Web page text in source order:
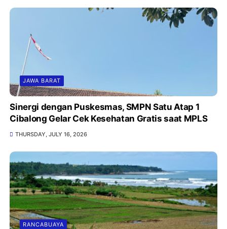
JAWA BARAT
Sinergi dengan Puskesmas, SMPN Satu Atap 1
Cibalong Gelar Cek Kesehatan Gratis saat MPLS
THURSDAY, JULY 16, 2026
RANCABUAYA